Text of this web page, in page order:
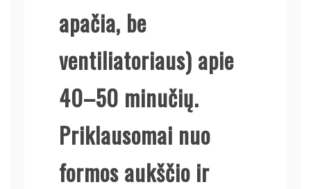
apačia, be
ventiliatoriaus) apie
40–50 minučių.
Priklausomai nuo
formos aukščio ir